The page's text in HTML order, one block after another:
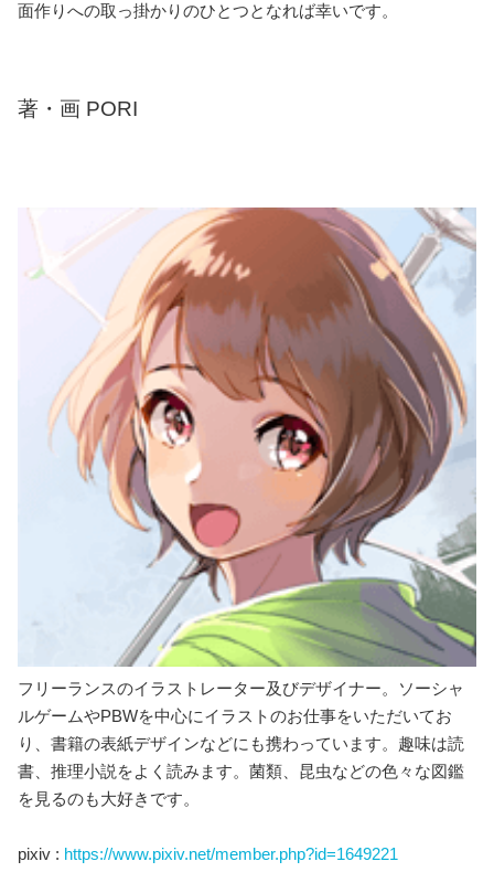
面作りへの取っ掛かりのひとつとなれば幸いです。
著・画 PORI
フリーランスのイラストレーター及びデザイナー。ソーシャ
ルゲームやPBWを中心にイラストのお仕事をいただいてお
り、書籍の表紙デザインなどにも携わっています。趣味は読
書、推理小説をよく読みます。菌類、昆虫などの色々な図鑑
を見るのも大好きです。
pixiv : https://www.pixiv.net/member.php?id=1649221